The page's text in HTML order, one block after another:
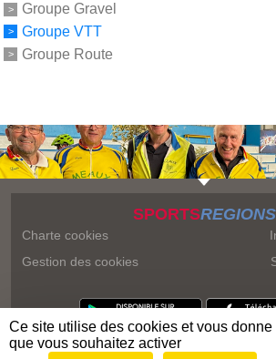
Groupe Gravel
Groupe VTT
Groupe Route
SPORTSREGIONS
Charte cookies
Gestion des cookies
Ce site utilise des cookies et vous
que vous souhaitez activer